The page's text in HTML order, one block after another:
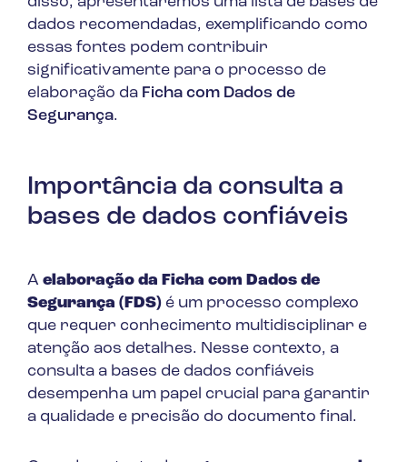
dados recomendadas, exemplificando como
essas fontes podem contribuir
significativamente para o processo de
elaboração da Ficha com Dados de
Segurança.
Importância da consulta a
bases de dados confiáveis
A elaboração da Ficha com Dados de
Segurança (FDS) é um processo complexo
que requer conhecimento multidisciplinar e
atenção aos detalhes. Nesse contexto, a
consulta a bases de dados confiáveis
desempenha um papel crucial para garantir
a qualidade e precisão do documento final.